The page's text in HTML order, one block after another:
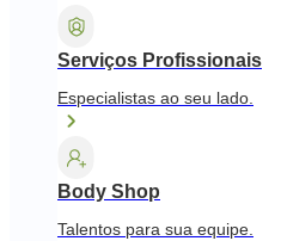
Serviços Profissionais
Especialistas ao seu lado.
Body Shop
Talentos para sua equipe.